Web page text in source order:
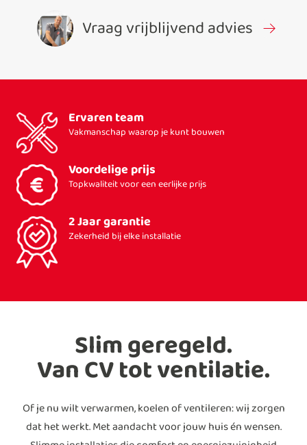
Vraag vrijblijvend advies
Ervaren team
Vakmanschap waarop je kunt bouwen
Voordelige prijs
Topkwaliteit voor een eerlijke prijs
2 Jaar garantie
Zekerheid bij elke installatie
Slim geregeld.
Van CV tot ventilatie.
Of je nu wilt verwarmen, koelen of ventileren: wij zorgen
dat het werkt. Met aandacht voor jouw huis én wensen.